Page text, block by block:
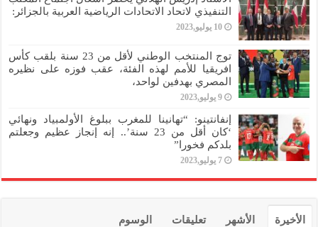
التنفيذي لاتحاد الاتحادات الرياضية العربية بالجزائر:
10 يوليو,2023
توج المنتخب الوطني لأقل من 23 سنة بلقب كأس
افريقيا للأمم لهذه الفئة، عقب فوزه على نظيره
المصري بهدفين لواحد،
9 يوليو,2023
إنفانتينو: “تهانينا للمغرب ببلوغ الأولمبياد ونهائي
‘كان أقل من 23 سنة’.. إنه إنجاز عظيم وجعلتم
بلدكم فخورا”
7 يوليو,2023
الأخيرة الأشهر تعليقات الوسوم